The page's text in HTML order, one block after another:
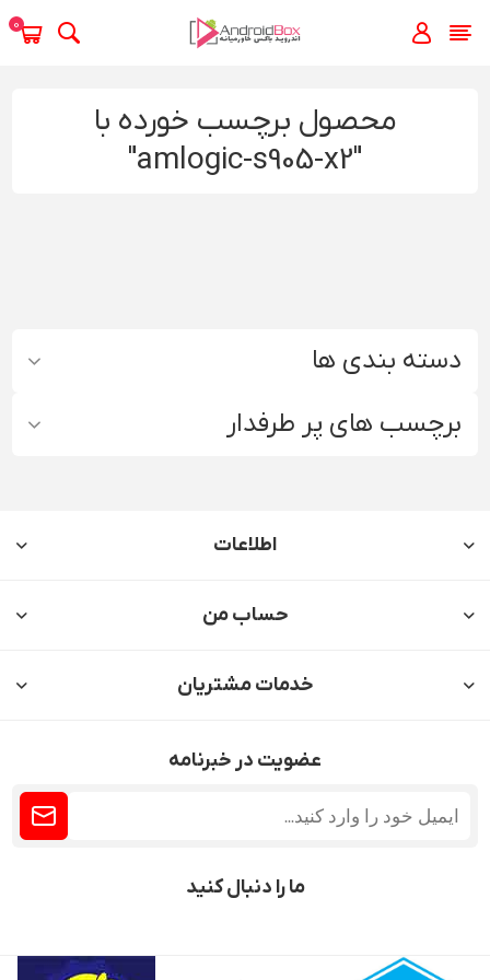
0
دسته بندی ها
برچسب های پر طرفدار
محصول برچسب خورده با
"amlogic-s905-x2"
اطلاعات
حساب من
خدمات مشتریان
عضویت در خبرنامه
ما را دنبال کنید